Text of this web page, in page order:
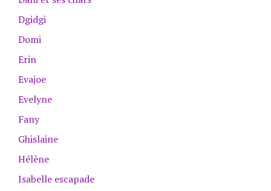
Dgidgi
Domi
Erin
Evajoe
Evelyne
Fany
Ghislaine
Hélène
Isabelle escapade